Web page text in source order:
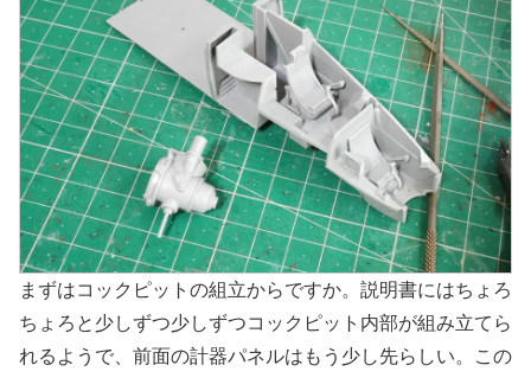
まずはコックピットの組立からですか。説明書にはちょろ
ちょろと少しずつ少しずつコックピット内部が組み立てら
れるようで、前面の計器パネルはもう少し先らしい。この